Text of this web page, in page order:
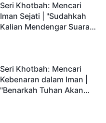
Seri Khotbah: Mencari
Iman Sejati | "Sudahkah
Kalian Mendengar Suara
Seri Khotbah: Mencari
Kebenaran dalam Iman |
"Benarkah Tuhan Akan